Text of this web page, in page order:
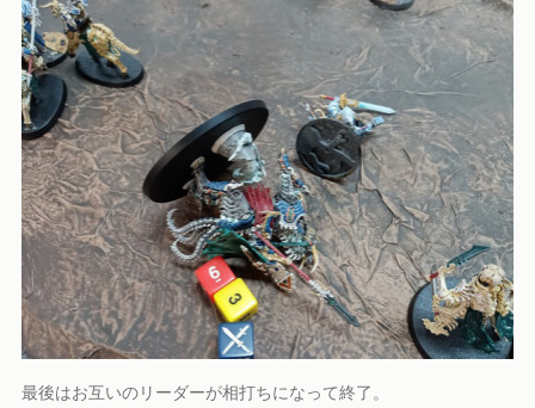
最後はお互いのリーダーが相打ちになって終了。